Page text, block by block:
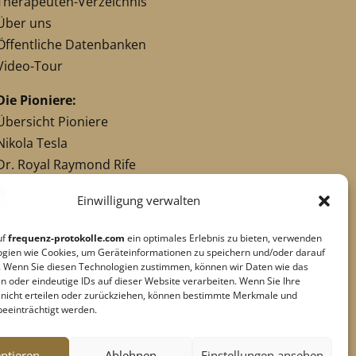
Einwilligung verwalten
frequenz-protokolle.com ein optimales Erlebnis zu bieten, verwenden
wie Cookies, um Geräteinformationen zu speichern und/oder darauf
Sie diesen Technologien zustimmen, können wir Daten wie das
oder eindeutige IDs auf dieser Website verarbeiten. Wenn Sie Ihre
erteilen oder zurückziehen, können bestimmte Merkmale und
werden.
uns
Datenbanken
Tour
Pioniere:
Pioniere
Tesla
Royal Raymond Rife
Robert C. Beck
Pioniere
|Datenschutz
Barrierefreiheit